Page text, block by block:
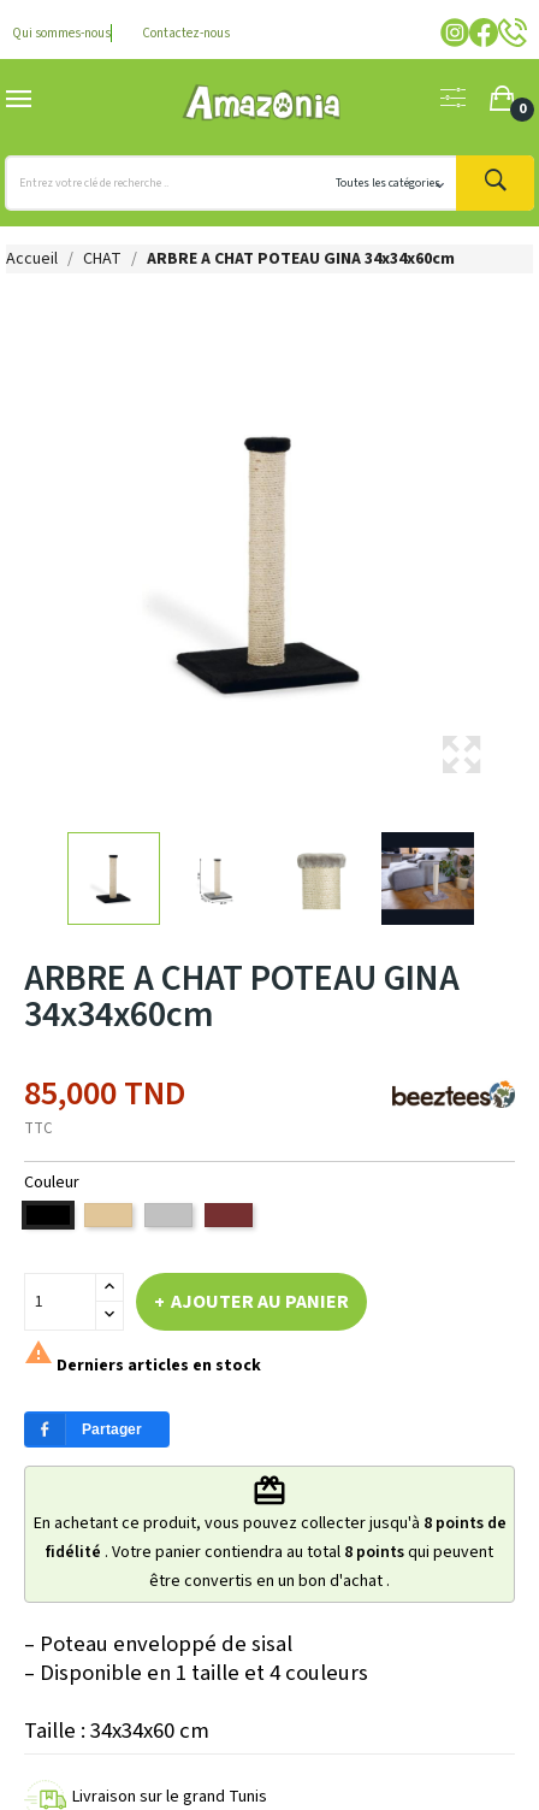
Qui sommes-nous Contactez-nous
0
Accueil CHAT ARBRE A CHAT POTEAU GINA 34x34x60cm
ARBRE A CHAT POTEAU GINA
34x34x60cm
85,000 TND
TTC
Couleur
NOIR
AJOUTER AU PANIER
 Derniers articles en stock
Partager
redeem
En achetant ce produit, vous pouvez collecter jusqu'à 8points de
fidélité . Votre panier contiendra au total 8 pointsqui peuvent
être convertis en un bon d'achat .
– Poteau enveloppé de sisal
– Disponible en 1 taille et 4 couleurs
Taille : 34x34x60 cm
Livraison sur le grand Tunis